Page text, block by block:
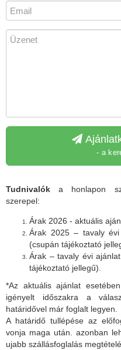
- a
Tudnivalók a honlapon
szerepel:
Árak 2026 - aktuális
Árak 2025 – tavaly
(csupán tájékoztató
Árak – tavaly évi
tájékoztató jellegű).
*Az aktuális ajánlat
igényelt időszakra a
határidővel már foglalt legyen.
A határidő tullépése az
vonja maga után. azonban
ujabb szállásfoglalás